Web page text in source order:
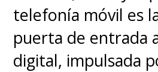
telefonía móvil es
puerta de entrada
digital, impulsada